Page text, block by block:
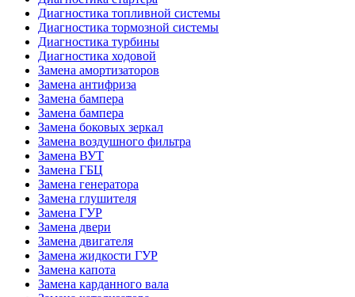
Диагностика топливной системы
Диагностика тормозной системы
Диагностика турбины
Диагностика ходовой
Замена амортизаторов
Замена антифриза
Замена бампера
Замена бампера
Замена боковых зеркал
Замена воздушного фильтра
Замена ВУТ
Замена ГБЦ
Замена генератора
Замена глушителя
Замена ГУР
Замена двери
Замена двигателя
Замена жидкости ГУР
Замена капота
Замена карданного вала